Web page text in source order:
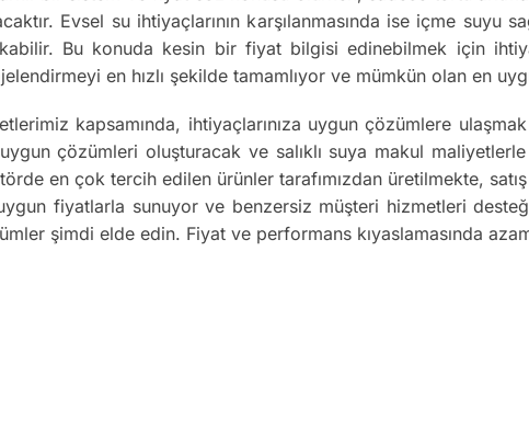
Evsel su ihtiyaçlarının karşılanmasında ise içme suyu
Bu konuda kesin bir fiyat bilgisi edinebilmek için
en hızlı şekilde tamamlıyor ve mümkün olan en
kapsamında, ihtiyaçlarınıza uygun çözümlere
çözümleri oluşturacak ve salıklı suya makul maliyetlerle
en çok tercih edilen ürünler tarafımızdan üretilmekte,
fiyatlarla sunuyor ve benzersiz müşteri hizmetleri
şimdi elde edin. Fiyat ve performans kıyaslamasında